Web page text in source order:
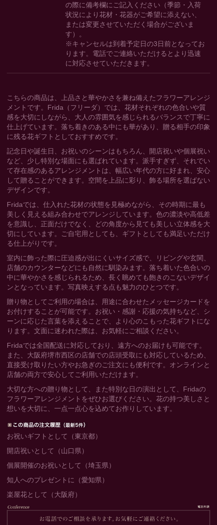
の際に備考欄にご記入ください（季節・入荷
状況により花材・花器がご希望に添えない、
または変更させていただく場合がございま
す）。
※キャンセルは到着予定日の3日前となってお
ります。電話でご連絡いただけるとより迅速
に対応させていただきます。
こちらの商品は、上品さと華やかさを兼ね備えたフラワーアレンジ
メントです。Frida（フリーダ）では、花材それぞれの色合いや質
感を大切にしながら、大人の雰囲気を感じられるバランスで丁寧に
仕上げています。落ち着きのある中にも華があり、贈る相手の印象
に残る花ギフトとしておすすめです。
記念日や誕生日、お祝いのシーンはもちろん、開店祝いや個展祝い
など、少し特別な場面にも選ばれています。派手すぎず、それでい
て存在感のあるアレンジメントは、幅広い年代の方に好まれ、安心
して贈ることができます。空間を上品に彩り、飾る場所を選ばない
デザインです。
Fridaでは、仕入れた花材の状態を見極めながら、その時期に最も
美しく見える組み合わせでアレンジしています。色の濃淡や高低差
を意識し、正面だけでなく、どの角度から見ても美しい立体感を大
切にしています。ご自宅用としても、ギフトとしても満足いただけ
る仕上がりです。
室内に飾った際に圧迫感が出にくいサイズ感で、リビングや玄関、
店舗のカウンターなどにも自然に馴染みます。落ち着いた色合いの
中に華やかさを感じられるため、長く眺めても飽きのこないデザイ
ンとなっています。写真映えする点も魅力のひとつです。
贈り物としてご利用の場合は、用途に合わせたメッセージカードを
お付けすることが可能です。お祝い・感謝・応援の気持ちなど、シ
ーンに応じた言葉を添えることで、より心のこもった花ギフトにな
ります。文面に迷われた際は、お気軽にご相談ください。
Fridaでは全国配送に対応しており、遠方へのお届けも可能です。
また、大阪府堺市西区の店舗での店頭受取にも対応しているため、
直接受け取りたい方やお急ぎのご注文にも便利です。オンラインと
店舗の両方で安心してご利用いただけます。
大切な方への贈り物として、また特別な日の演出として、Fridaの
フラワーアレンジメントをぜひお選びください。花の持つ美しさと
想いを大切に、一点一点心を込めてお作りしています。
お祝いギフトとして（東京都）
開店祝いとして（山口県）
個展開催のお祝いとして（埼玉県）
知人へのプレゼントに（愛知県）
楽屋花として（大阪府）